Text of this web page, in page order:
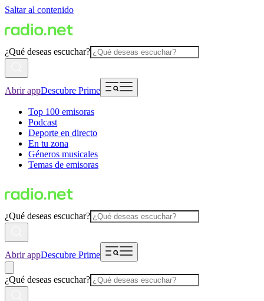
Saltar al contenido
¿Qué deseas escuchar?
Abrir appDescubre Prime
Top 100 emisoras
Podcast
Deporte en directo
En tu zona
Géneros musicales
Temas de emisoras
¿Qué deseas escuchar?
Abrir appDescubre Prime
¿Qué deseas escuchar?